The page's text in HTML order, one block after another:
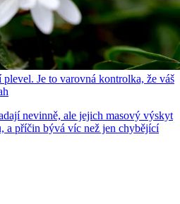
Je to varovná kontrolka, že váš
nevinně, ale jejich masový výskyt
a příčin bývá víc než jen chybějící